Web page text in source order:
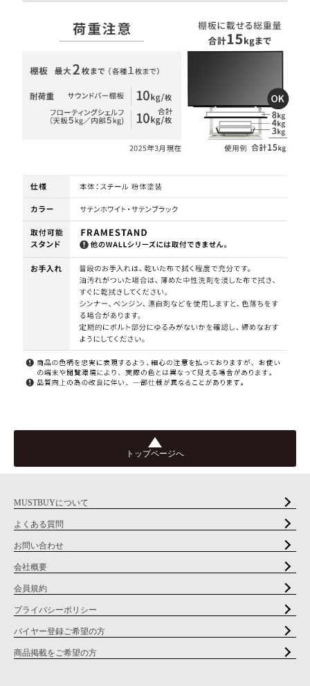
トップページへ
MUSTBUYについて
よくある質問
お問い合わせ
会社概要
会員規約
プライバシーポリシー
バイヤー登録ご希望の方
商品掲載をご希望の方